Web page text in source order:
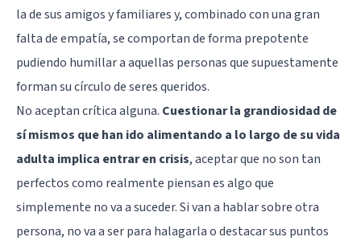
la de sus amigos y familiares y, combinado con una gran
falta de empatía, se comportan de forma prepotente
pudiendo humillar a aquellas personas que supuestamente
forman su círculo de seres queridos.
No aceptan crítica alguna. Cuestionar la grandiosidad de
sí mismos que han ido alimentando a lo largo de su vida
adulta implica entrar en crisis, aceptar que no son tan
perfectos como realmente piensan es algo que
simplemente no va a suceder. Si van a hablar sobre otra
persona, no va a ser para halagarla o destacar sus puntos